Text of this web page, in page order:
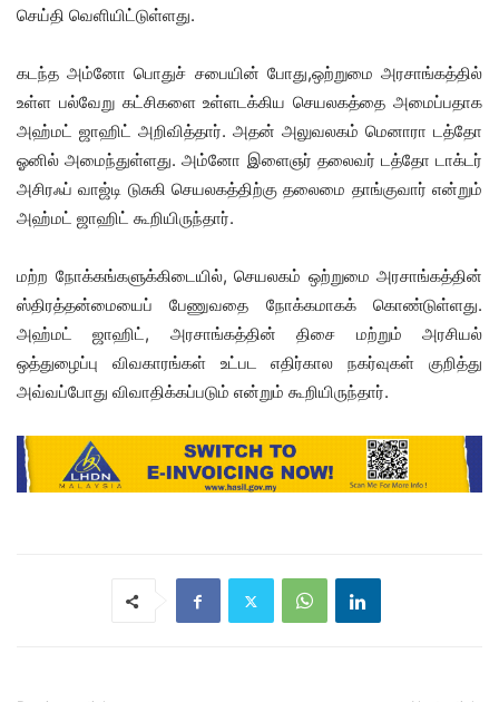
செய்தி வெளியிட்டுள்ளது.
கடந்த அம்னோ பொதுச் சபையின் போது,ஒற்றுமை அரசாங்கத்தில்
உள்ள பல்வேறு கட்சிகளை உள்ளடக்கிய செயலகத்தை அமைப்பதாக
அஹ்மட் ஜாஹிட் அறிவித்தார். அதன் அலுவலகம் மெனாரா டத்தோ
ஓனில் அமைந்துள்ளது. அம்னோ இளைஞர் தலைவர் டத்தோ டாக்டர்
அசிரஃப் வாஜ்டி டுசுகி செயலகத்திற்கு தலைமை தாங்குவார் என்றும்
அஹ்மட் ஜாஹிட் கூறியிருந்தார்.
மற்ற நோக்கங்களுக்கிடையில், செயலகம் ஒற்றுமை அரசாங்கத்தின்
ஸ்திரத்தன்மையைப் பேணுவதை நோக்கமாகக் கொண்டுள்ளது.
அஹ்மட் ஜாஹிட், அரசாங்கத்தின் திசை மற்றும் அரசியல்
ஒத்துழைப்பு விவகாரங்கள் உட்பட எதிர்கால நகர்வுகள் குறித்து
அவ்வப்போது விவாதிக்கப்படும் என்றும் கூறியிருந்தார்.